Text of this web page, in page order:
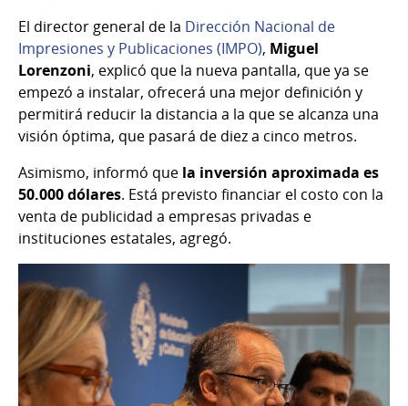
El director general de la Dirección Nacional de
Impresiones y Publicaciones (IMPO), Miguel
Lorenzoni, explicó que la nueva pantalla, que ya se
empezó a instalar, ofrecerá una mejor definición y
permitirá reducir la distancia a la que se alcanza una
visión óptima, que pasará de diez a cinco metros.
Asimismo, informó que la inversión aproximada es
50.000 dólares. Está previsto financiar el costo con la
venta de publicidad a empresas privadas e
instituciones estatales, agregó.